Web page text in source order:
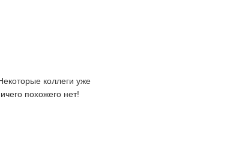
коллеги уже
похожего нет!